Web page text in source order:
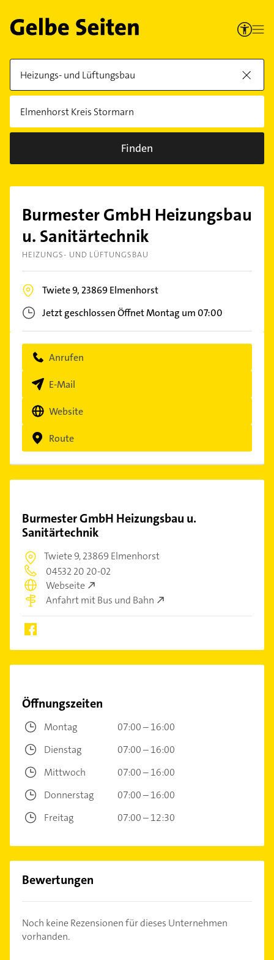
Finden
Burmester GmbH Heizungsbau
u. Sanitärtechnik
HEIZUNGS- UND LÜFTUNGSBAU
Twiete 9, 23869Elmenhorst
Jetzt geschlossenÖffnet Montag um 07:00
Anrufen
E-Mail
Website
Route
Burmester GmbH Heizungsbau u.
Sanitärtechnik
Twiete 9,23869 Elmenhorst
04532 20 20-02
Webseite
Anfahrt mit Bus und Bahn
Öffnungszeiten
Montag
07:00 – 16:00
Dienstag
07:00 – 16:00
Mittwoch
07:00 – 16:00
Donnerstag
07:00 – 16:00
Freitag
07:00 – 12:30
Bewertungen
Noch keine Rezensionen für dieses Unternehmen
vorhanden.